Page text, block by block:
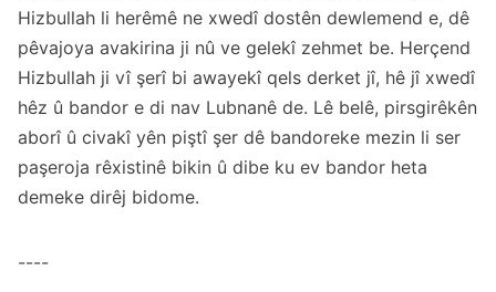
Hizbullah li herêmê ne xwedî dostên dewlemend e, dê
pêvajoya avakirina ji nû ve gelekî zehmet be. Herçend
Hizbullah ji vî şerî bi awayekî qels derket jî, hê jî xwedî
hêz û bandor e di nav Lubnanê de. Lê belê, pirsgirêkên
aborî û civakî yên piştî şer dê bandoreke mezin li ser
paşeroja rêxistinê bikin û dibe ku ev bandor heta
demeke dirêj bidome.
----